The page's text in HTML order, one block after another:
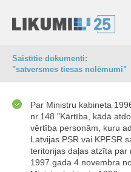
Saistītie dokumenti:
"satversmes tiesas nolēmumi"
Par Ministru kabineta
nr.148 "Kārtība, kādā
vērtība personām, kuru
Latvijas PSR vai KPFSR
teritorijas daļas atzīta par
1997.gada 4.novembra